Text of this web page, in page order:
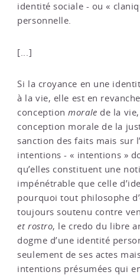
identité sociale - ou «
personnelle.
[...]
Si la croyance en une
à la vie, elle est en
conceptionmorale de la
conception morale de la
sanction des faits mais sur
intentions - « intentions »
qu’elles constituent une
impénétrable que celle
pourquoi tout philosophe
toujours soutenu contre
et rostro, le credo du libre
dogme d’une identité
seulement de ses actes
intentions présumées qui